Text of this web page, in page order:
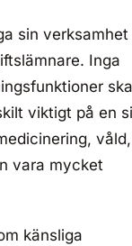
sin verksamhet
Inga
ska
viktigt på en
våld,
vara mycket
känsliga